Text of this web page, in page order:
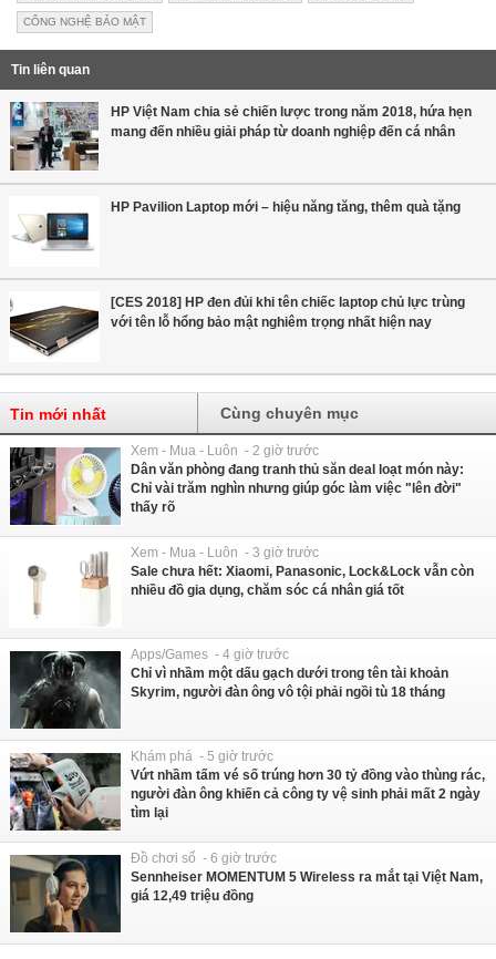
CÔNG NGHỆ BẢO MẬT
Tin liên quan
HP Việt Nam chia sẻ chiến lược trong năm 2018, hứa hẹn
mang đến nhiều giải pháp từ doanh nghiệp đến cá nhân
HP Pavilion Laptop mới – hiệu năng tăng, thêm quà tặng
[CES 2018] HP đen đủi khi tên chiếc laptop chủ lực trùng
với tên lỗ hổng bảo mật nghiêm trọng nhất hiện nay
Tin mới nhất Cùng chuyên mục
Xem - Mua - Luôn - 2 giờ trước
Dân văn phòng đang tranh thủ săn deal loạt món này:
Chỉ vài trăm nghìn nhưng giúp góc làm việc "lên đời"
thấy rõ
Xem - Mua - Luôn - 3 giờ trước
Sale chưa hết: Xiaomi, Panasonic, Lock&Lock vẫn còn
nhiều đồ gia dụng, chăm sóc cá nhân giá tốt
Apps/Games - 4 giờ trước
Chỉ vì nhầm một dấu gạch dưới trong tên tài khoản
Skyrim, người đàn ông vô tội phải ngồi tù 18 tháng
Khám phá - 5 giờ trước
Vứt nhầm tấm vé số trúng hơn 30 tỷ đồng vào thùng rác,
người đàn ông khiến cả công ty vệ sinh phải mất 2 ngày
tìm lại
Đồ chơi số - 6 giờ trước
Sennheiser MOMENTUM 5 Wireless ra mắt tại Việt Nam,
giá 12,49 triệu đồng